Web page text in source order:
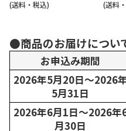
(送料・税込) (送料
●商品のお届けについ
お申込み期間
2026年5月20日～2026
5月31日
2026年6月1日～2026年
月30日